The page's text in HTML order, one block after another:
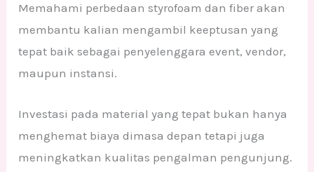
Memahami perbedaan styrofoam dan fiber akan
membantu kalian mengambil keeptusan yang
tepat baik sebagai penyelenggara event, vendor,
maupun instansi.
Investasi pada material yang tepat bukan hanya
menghemat biaya dimasa depan tetapi juga
meningkatkan kualitas pengalman pengunjung.